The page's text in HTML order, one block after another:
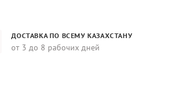
ДОСТАВКА ПО ВСЕМУ КАЗАХСТАНУ
от 3 до 8 рабочих дней